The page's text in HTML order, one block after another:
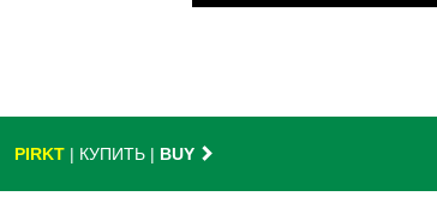
PIRKT | КУПИТЬ | BUY